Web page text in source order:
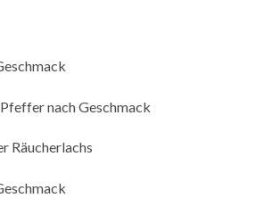
nach Geschmack
Räucherlachs